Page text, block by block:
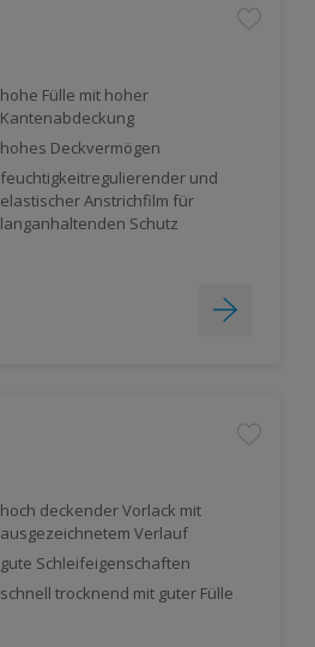
hohe Fülle mit hoher
Kantenabdeckung
hohes Deckvermögen
feuchtigkeitregulierender und
elastischer Anstrichfilm für
langanhaltenden Schutz
hoch deckender Vorlack mit
ausgezeichnetem Verlauf
gute Schleifeigenschaften
schnell trocknend mit guter Fülle